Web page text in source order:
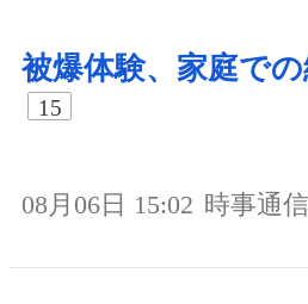
被爆体験、家庭で
15
08月06日 15:02 時事通